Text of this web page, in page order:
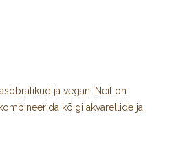
ja vegan. Neil on
kõigi akvarellide ja